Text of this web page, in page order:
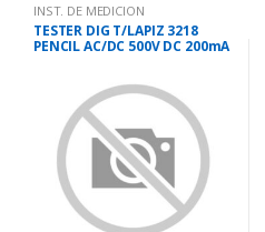
INST. DE MEDICION
TESTER DIG T/LAPIZ 3218
PENCIL AC/DC 500V DC 200mA